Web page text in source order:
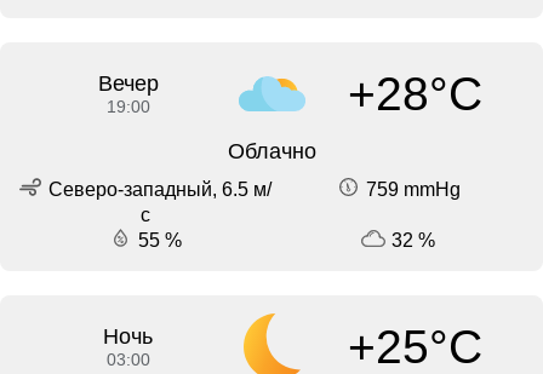
Вечер
19:00 +28°C
Облачно
Северо-западный, 6.5 м/
с
759 mmHg
55 % 32 %
Ночь
03:00 +25°C